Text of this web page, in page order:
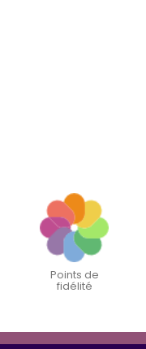
Points de
fidélité